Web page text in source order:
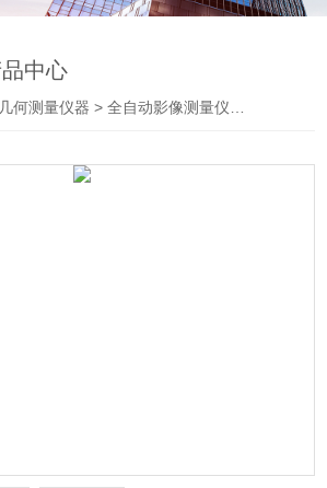
中心
几何测量仪器 >全自动影像测量仪> 全自动影像